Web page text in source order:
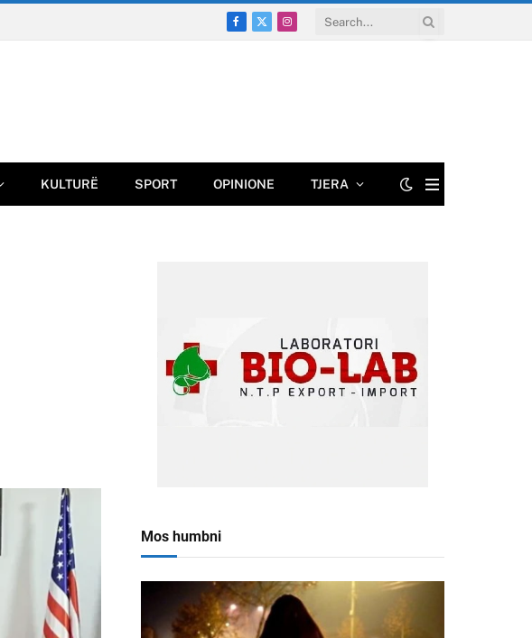
Facebook
X
Instagram
KULTURË SPORT OPINIONE TJERA
Mos humbni